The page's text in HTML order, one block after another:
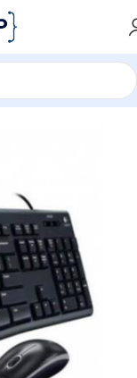
Y TECLADO